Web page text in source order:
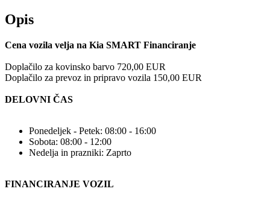
Opis
Cena vozila velja na Kia SMART Financiranje
Doplačilo za kovinsko barvo 720,00 EUR
Doplačilo za prevoz in pripravo vozila 150,00 EUR
DELOVNI ČAS
Ponedeljek - Petek: 08:00 - 16:00
Sobota: 08:00 - 12:00
Nedelja in prazniki: Zaprto
FINANCIRANJE VOZIL